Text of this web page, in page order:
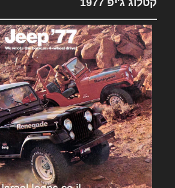
קטלוג ג'יפ 1977